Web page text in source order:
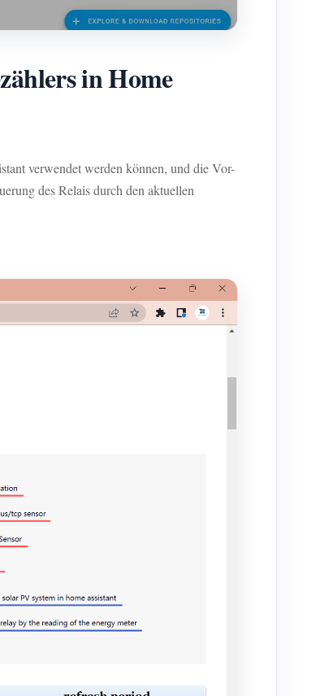
in Home
verwendet werden können, und die Vor-
des Relais durch den aktuellen